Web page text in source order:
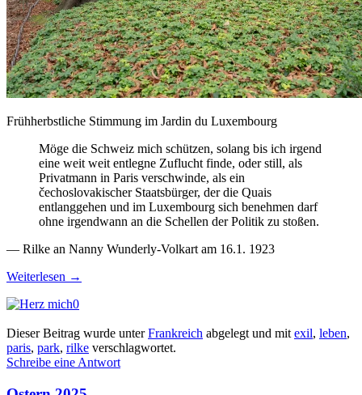
Frühherbstliche Stimmung im Jardin du Luxembourg
Möge die Schweiz mich schützen, solang bis ich irgend
eine weit weit entlegne Zuflucht finde, oder still, als
Privatmann in Paris verschwinde, als ein
čechoslovakischer Staatsbürger, der die Quais
entlanggehen und im Luxembourg sich benehmen darf
ohne irgendwann an die Schellen der Politik zu stoßen.
— Rilke an Nanny Wunderly-Volkart am 16.1. 1923
Weiterlesen →
0
Dieser Beitrag wurde unterFrankreich abgelegt und mitexil, leben,
paris, park, rilke verschlagwortet.
Schreibe eine Antwort